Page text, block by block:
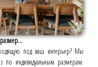
под ваш интерьер? Мы
по индивидуальным размерам.